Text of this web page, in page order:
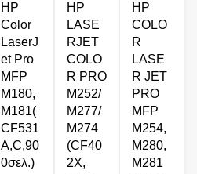
HP
Color
LaserJ
et Pro
MFP
M180,
M181(
CF531
A,C,90
0σελ.)
HP
LASE
RJET
COLO
R PRO
M252/
M277/
M274
(CF40
2X,
HP
COLO
R
LASE
R JET
PRO
MFP
M254,
M280,
M281